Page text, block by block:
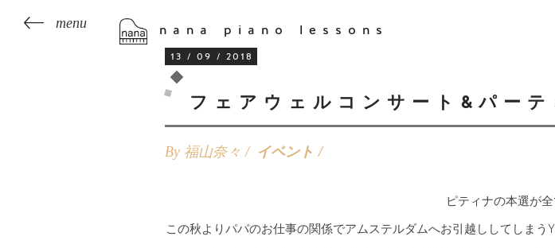
nana piano lessons
13 / 09 / 2018
フェアウェルコンサート&パーテ
By 福山奈々 / イベント
ピティナの本選が
この秋よりパパのお仕事の関係でアムステルダムへお引越ししてしまう